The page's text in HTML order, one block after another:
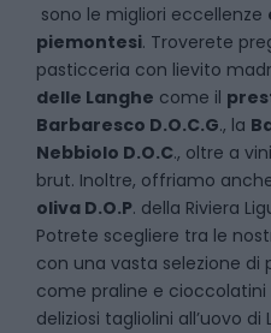
sono le migliori eccellenze
piemontesi. Troverete
pasticceria con lievito
delle Langhe come il
Barbaresco D.O.C.G., la
Nebbiolo D.O.C., oltre a
brut. Inoltre, offriamo anche
oliva D.O.P. della Riviera
Potrete scegliere tra le
con una vasta selezione di
come praline e cioccolatini
deliziosi tagliolini all’uovo